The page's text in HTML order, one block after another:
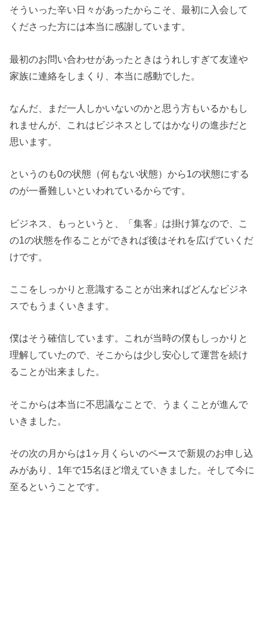
そういった辛い日々があったからこそ、最初に入会して
くださった方には本当に感謝しています。
最初のお問い合わせがあったときはうれしすぎて友達や
家族に連絡をしまくり、本当に感動でした。
なんだ、まだ一人しかいないのかと思う方もいるかもし
れませんが、これはビジネスとしてはかなりの進歩だと
思います。
というのも0の状態（何もない状態）から1の状態にする
のが一番難しいといわれているからです。
ビジネス、もっというと、「集客」は掛け算なので、こ
の1の状態を作ることができれば後はそれを広げていくだ
けです。
ここをしっかりと意識することが出来ればどんなビジネ
スでもうまくいきます。
僕はそう確信しています。これが当時の僕もしっかりと
理解していたので、そこからは少し安心して運営を続け
ることが出来ました。
そこからは本当に不思議なことで、うまくことが進んで
いきました。
その次の月からは1ヶ月くらいのペースで新規のお申し込
みがあり、1年で15名ほど増えていきました。そして今に
至るということです。